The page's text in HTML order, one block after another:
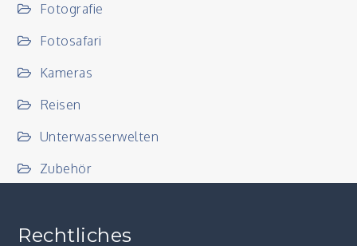
Fotografie
Fotosafari
Kameras
Reisen
Unterwasserwelten
Zubehör
Rechtliches